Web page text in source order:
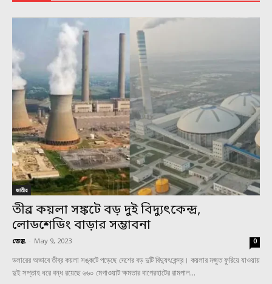
জাতীয়
তীব্র কয়লা সঙ্কটে বড় দুই বিদ্যুৎকেন্দ্র,
লোডশেডিং বাড়ার সম্ভাবনা
ডেস্ক - May 9, 2023 0
ডলারের অভাবে তীব্র কয়লা সঙ্কটে পড়েছে দেশের বড় দুটি বিদ্যুৎকেন্দ্র। কয়লার মজুত ফুরিয়ে যাওয়ায়
দুই সপ্তাহ ধরে বন্ধ রয়েছে ৬৬০ মেগাওয়াট ক্ষমতার বাগেরহাটের রামপাল...